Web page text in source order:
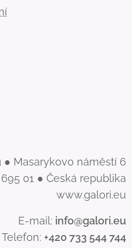
● Masarykovo náměstí 6
01 ● Česká republika
www.galori.eu
E-mail: info@galori.eu
Telefon: +420 733 544 744